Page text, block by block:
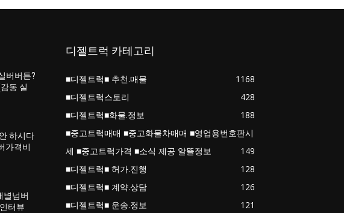
버버튼?
동 실
하시다
가격비
별넘버
터뷰
디젤트럭 카테고리
■디젤트럭■ 추천.매물
1168
■디젤트럭스토리
428
■디젤트럭■화물.정보
188
■중고트럭매매 ■중고화물차매매 ■영업용번호판시
세 ■중고트럭가격 ■소식 제공 알뜰정보
149
■디젤트럭■ 허가.진행
128
■디젤트럭■ 계약.상담
126
■디젤트럭■ 운송.정보
121